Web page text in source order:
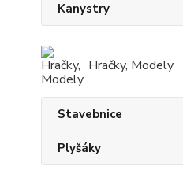
Kanystry
Hračky, Modely
Stavebnice
Plyšáky